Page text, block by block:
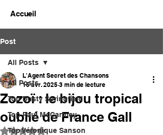
Accueil
Post
All Posts
Top Dusty Springfield
Top Paul McCartney
Top Véronique Sanson
All Posts
Zozoï : le bijou tropical
oublié de France Gall
L'Agent Secret des Chansons
16 avr. 2025 3 min de lecture
Noté NaN étoiles sur 5.